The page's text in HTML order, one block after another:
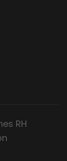
RH